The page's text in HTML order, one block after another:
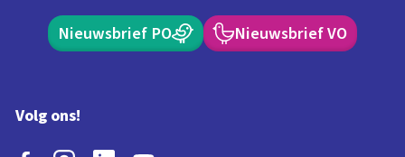
Nieuwsbrief PO Nieuwsbrief VO
Volg ons!